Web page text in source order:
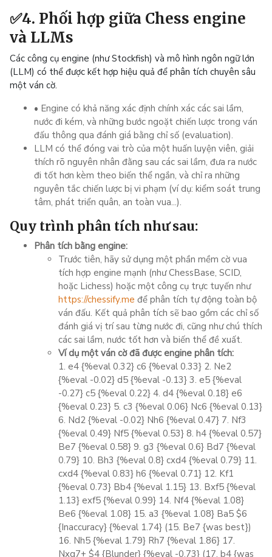
✅4. Phối hợp giữa Chess engine
và LLMs
Các công cụ engine (như Stockfish) và mô hình ngôn ngữ lớn
(LLM) có thể được kết hợp hiệu quả để phân tích chuyên sâu
một ván cờ.
• Engine có khả năng xác định chính xác các sai lầm,
nước đi kém, và những bước ngoặt chiến lược trong ván
đấu thông qua đánh giá bằng chỉ số (evaluation).
LLM có thể đóng vai trò của một huấn luyện viên, giải
thích rõ nguyên nhân đằng sau các sai lầm, đưa ra nước
đi tốt hơn kèm theo biến thể ngắn, và chỉ ra những
nguyên tắc chiến lược bị vi phạm (ví dụ: kiểm soát trung
tâm, phát triển quân, an toàn vua...).
Quy trình phân tích như sau:
Phân tích bằng engine:
Trước tiên, hãy sử dụng một phần mềm cờ vua
tích hợp engine mạnh (như ChessBase, SCID,
hoặc Lichess) hoặc một công cụ trực tuyến như
https://chessify.me để phân tích tự động toàn bộ
ván đấu. Kết quả phân tích sẽ bao gồm các chỉ số
đánh giá vị trí sau từng nước đi, cũng như chú thích
các sai lầm, nước tốt hơn và biến thể đề xuất.
Ví dụ một ván cờ đã được engine phân tích:
1. e4 {%eval 0.32} c6 {%eval 0.33} 2. Ne2
{%eval -0.02} d5 {%eval -0.13} 3. e5 {%eval
-0.27} c5 {%eval 0.22} 4. d4 {%eval 0.18} e6
{%eval 0.23} 5. c3 {%eval 0.06} Nc6 {%eval 0.13}
6. Nd2 {%eval -0.02} Nh6 {%eval 0.47} 7. Nf3
{%eval 0.49} Nf5 {%eval 0.53} 8. h4 {%eval 0.57}
Be7 {%eval 0.58} 9. g3 {%eval 0.6} Bd7 {%eval
0.79} 10. Bh3 {%eval 0.8} cxd4 {%eval 0.79} 11.
cxd4 {%eval 0.83} h6 {%eval 0.71} 12. Kf1
{%eval 0.73} Bb4 {%eval 1.15} 13. Bxf5 {%eval
1.13} exf5 {%eval 0.99} 14. Nf4 {%eval 1.08}
Be6 {%eval 1.08} 15. a3 {%eval 1.08} Ba5 $6
{Inaccuracy} {%eval 1.74} (15. Be7 {was best})
16. Nh5 {%eval 1.79} Rh7 {%eval 1.86} 17.
Nxg7+ $4 {Blunder} {%eval -0.73} (17. b4 {was